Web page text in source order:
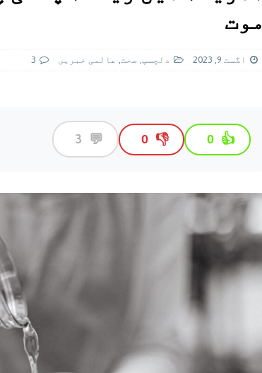
سی ڈی اے نے کرکٹ اسٹیڈیم پر
موت
اگست 9, 2023 دلچسپ, صحت, عالمی خبريں 3
👍
0
👎
0
💬
3